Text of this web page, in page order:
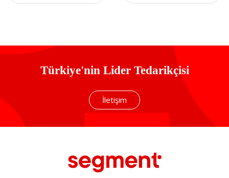
Multimedia Klavye
Türkiye'nin Lider Tedarikçisi
İletişim